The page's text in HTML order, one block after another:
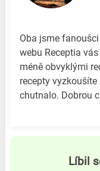
Oba jsme
webu Receptia
méně obvyklými
recepty
chutnalo. Dobrou
Líbil